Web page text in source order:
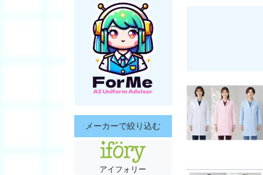
メーカーで絞り込む
アイフォリー